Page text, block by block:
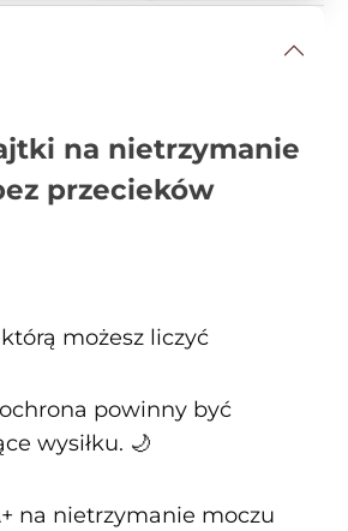
na nietrzymanie
przecieków
możesz liczyć
powinny być
wysiłku. 🌙
na nietrzymanie moczu